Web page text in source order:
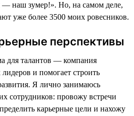
— наш зумер!». Но, на самом деле,
уже более 3500 моих ровесников.
перспективы
для талантов — компания
и помогает строить
Я лично занимаюсь
сотрудников: провожу встречи
карьерные цели и нахожу